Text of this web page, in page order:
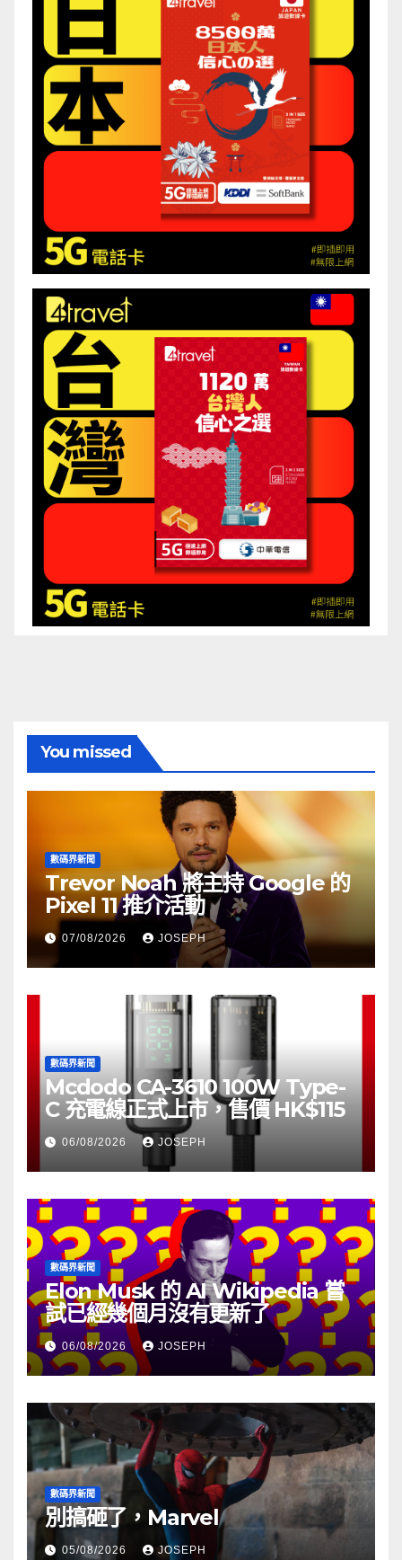
You missed
數碼界新聞
Trevor Noah 將主持 Google 的
Pixel 11 推介活動
07/08/2026 JOSEPH
數碼界新聞
Mcdodo CA-3610 100W Type-
C 充電線正式上市，售價 HK$115
06/08/2026 JOSEPH
數碼界新聞
Elon Musk 的 AI Wikipedia 嘗
試已經幾個月沒有更新了
06/08/2026 JOSEPH
數碼界新聞
別搞砸了，Marvel
05/08/2026 JOSEPH